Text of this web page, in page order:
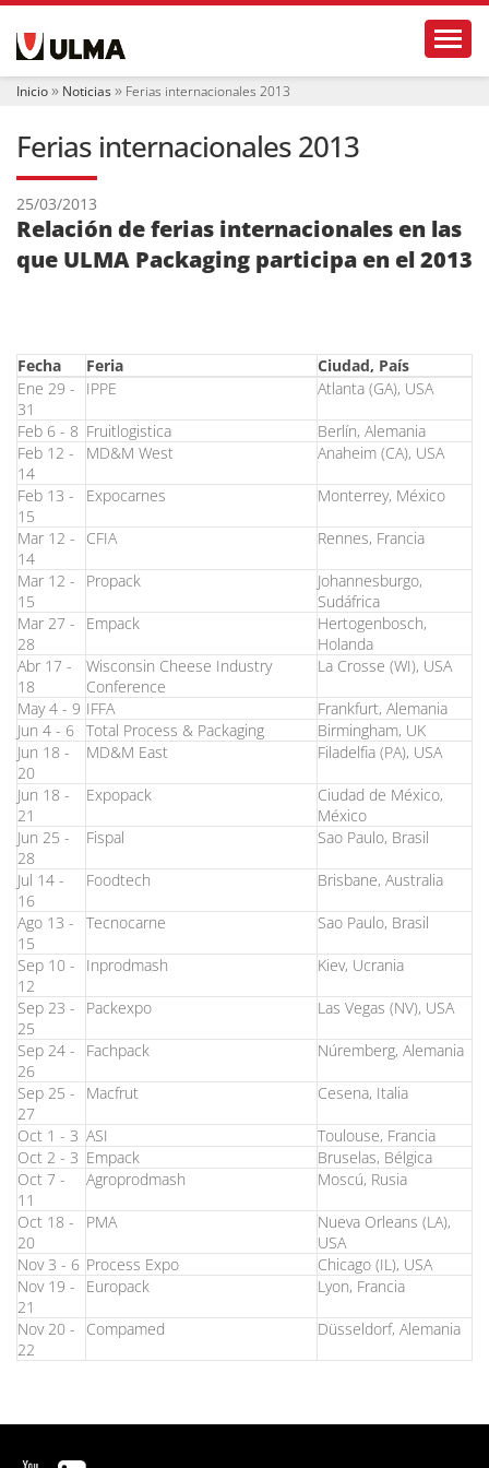
e Inicio Noticias Ferias internacionales 2013
Ferias internacionales 2013
25/03/2013
Relación de ferias internacionales en las
que ULMA Packaging participa en el 2013
Fecha Feria
Ciudad, País
Ene 29 -
31
IPPE Atlanta (GA), USA
Feb 6 - 8 Fruitlogistica
Berlín, Alemania
Feb 12 -
14
MD&M West Anaheim (CA), USA
Feb 13 -
15
Expocarnes Monterrey, México
Mar 12 -
14
CFIA Rennes, Francia
Mar 12 -
15
Propack
Johannesburgo,
Sudáfrica
Mar 27 -
28
Empack Hertogenbosch,
Holanda
Abr 17 -
18
Wisconsin Cheese Industry
Conference
La Crosse (WI), USA
May 4 - 9 IFFA
Frankfurt, Alemania
Jun 4 - 6 Total Process & Packaging
Birmingham, UK
Jun 18 -
20
MD&M East Filadelfia (PA), USA
Jun 18 -
21
Expopack
Ciudad de México,
México
Jun 25 -
28
Fispal Sao Paulo, Brasil
Jul 14 -
16
Foodtech Brisbane, Australia
Ago 13 -
15
Tecnocarne Sao Paulo, Brasil
Sep 10 -
12
Inprodmash Kiev, Ucrania
Sep 23 -
25
Packexpo Las Vegas (NV), USA
Sep 24 -
26
Fachpack Núremberg, Alemania
Sep 25 -
27
Macfrut Cesena, Italia
Oct 1 - 3 ASI
Toulouse, Francia
Oct 2 - 3 Empack
Bruselas, Bélgica
Oct 7 -
11
Agroprodmash Moscú, Rusia
Oct 18 -
20
PMA
Nueva Orleans (LA),
USA
Nov 3 - 6 Process Expo
Chicago (IL), USA
Nov 19 -
21
Europack Lyon, Francia
Nov 20 -
22
Compamed Düsseldorf, Alemania